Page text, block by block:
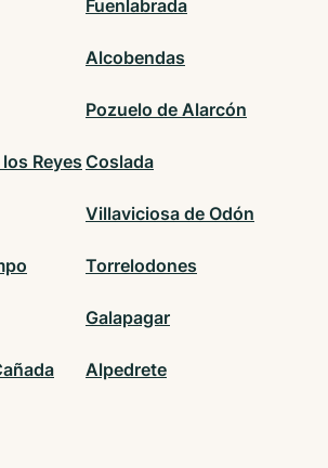
Fuenlabrada
Alcobendas
Pozuelo de Alarcón
Reyes Coslada
Villaviciosa de Odón
Torrelodones
Galapagar
Alpedrete